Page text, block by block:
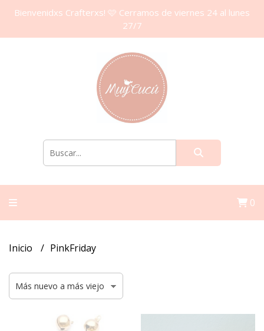
Bienvenidxs Crafterxs! 🩷 Cerramos de viernes 24 al lunes
27/7
0
Inicio PinkFriday